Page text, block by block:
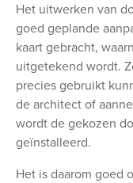
Het uitwerken van
goed geplande
kaart gebracht,
uitgetekend wordt.
precies gebruikt
de architect of
wordt de gekozen
geïnstalleerd.
Het is daarom goed